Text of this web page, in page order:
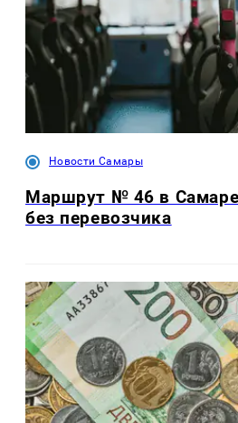
Новости Самары
Маршрут № 46 в Самаре
без перевозчика